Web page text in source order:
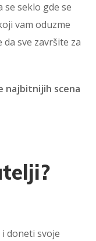
se seklo gde se
vam oduzme
sve završite za
najbitnijih scena
doneti svoje